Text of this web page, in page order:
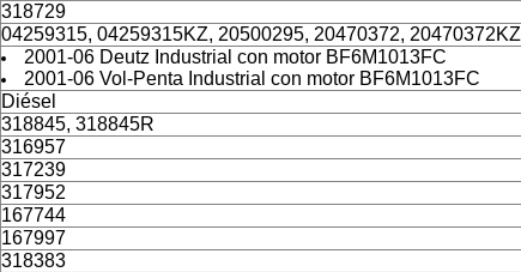
318729
04259315, 04259315KZ, 20500295, 20470372, 20470372KZ
2001-06 Deutz Industrial con motor BF6M1013FC
2001-06 Vol-Penta Industrial con motor BF6M1013FC
Diésel
318845, 318845R
316957
317239
317952
167744
167997
318383